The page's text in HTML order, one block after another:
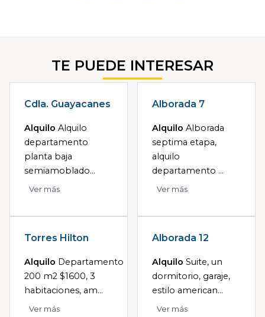
TE PUEDE INTERESAR
Cdla. Guayacanes
Alquilo Alquilo
departamento
planta baja
semiamoblado...
Ver más
Alborada 7
Alquilo Alborada
septima etapa,
alquilo
departamento ...
Ver más
Torres Hilton
Alquilo Departamento
200 m2 $1600, 3
habitaciones, am...
Ver más
Alborada 12
Alquilo Suite, un
dormitorio, garaje,
estilo american...
Ver más